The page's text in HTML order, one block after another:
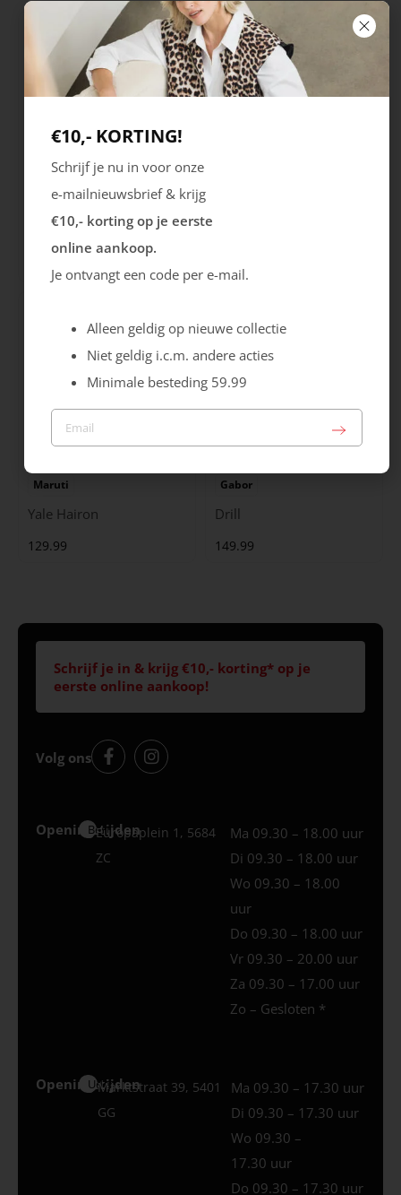
Rieker
Cristallino
Maruti
Yale Hairon
129.99
Gabor
Drill
149.99
Schrijf je in & krijg €10,- korting* op je
eerste online aankoop!
Volg ons
Openingstijden
Best
Europaplein 1, 5684
ZC
Ma 09.30 – 18.00 uur
Di 09.30 – 18.00 uur
Wo 09.30 – 18.00
uur
Do 09.30 – 18.00 uur
Vr 09.30 – 20.00 uur
Za 09.30 – 17.00 uur
Zo – Gesloten *
Openingstijden
Uden
Marktstraat 39, 5401
GG
Ma 09.30 – 17.30 uur
Di 09.30 – 17.30 uur
Wo 09.30 –
17.30 uur
Do 09.30 – 17.30 uur
€10,- KORTING!
Schrijf je nu in voor onze
e-mailnieuwsbrief & krijg
€10,- korting op je eerste
online aankoop.
Je ontvangt een code per e-mail.
Alleen geldig op nieuwe collectie
Niet geldig i.c.m. andere acties
Minimale besteding 59.99